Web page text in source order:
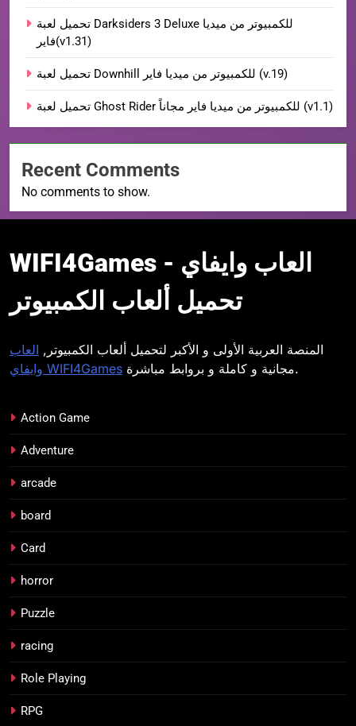
تحميل لعبة Darksiders 3 Deluxe للكمبيوتر من ميديا
فاير(v1.31)
تحميل لعبة Downhill للكمبيوتر من ميديا فاير (v.19)
تحميل لعبة Ghost Rider للكمبيوتر من ميديا فاير مجاناً (v1.1)
Recent Comments
No comments to show.
WIFI4Games العاب
وايفايWIFI4Games العاب وايفاي -
تحميل ألعاب الكمبيوتر
المنصة العربية الأولى و الأكبر لتحميل ألعاب الكمبيوتر, العاب
وايفاي WIFI4Games
مجانية و كاملة و بروابط مباشرة.
Action Game
Adventure
arcade
board
Card
horror
Puzzle
racing
Role Playing
RPG